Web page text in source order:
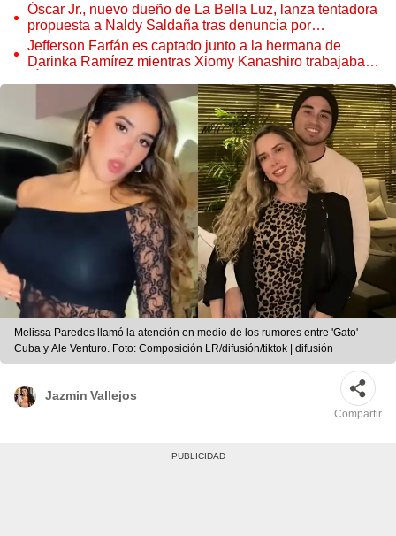
Óscar Jr., nuevo dueño de La Bella Luz, lanza tentadora
propuesta a Naldy Saldaña tras denuncia por
tocamientos
Jefferson Farfán es captado junto a la hermana de
Darinka Ramírez mientras Xiomy Kanashiro trabajaba:
Melissa Paredes llamó la atención en medio de los rumores entre 'Gato'
Cuba y Ale Venturo. Foto: Composición LR/difusión/tiktok | difusión
Jazmin Vallejos
Compartir